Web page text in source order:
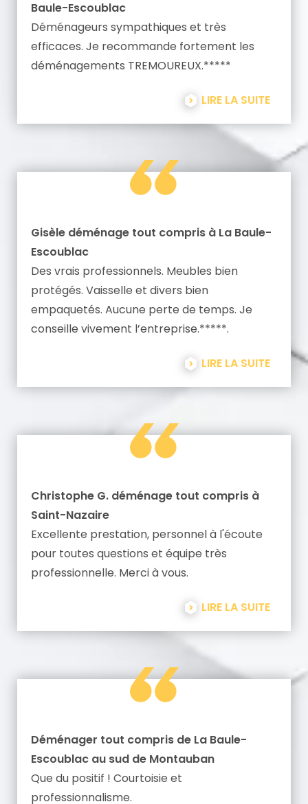
Baule-Escoublac
Déménageurs sympathiques et très
efficaces. Je recommande fortement les
déménagements TREMOUREUX.*****
LIRE LA SUITE
Gisèle déménage tout compris à La Baule-
Escoublac
Des vrais professionnels. Meubles bien
protégés. Vaisselle et divers bien
empaquetés. Aucune perte de temps. Je
conseille vivement l’entreprise.*****.
LIRE LA SUITE
Christophe G. déménage tout compris à
Saint-Nazaire
Excellente prestation, personnel à l'écoute
pour toutes questions et équipe très
professionnelle. Merci à vous.
LIRE LA SUITE
Déménager tout compris de La Baule-
Escoublac au sud de Montauban
Que du positif ! Courtoisie et
professionnalisme.